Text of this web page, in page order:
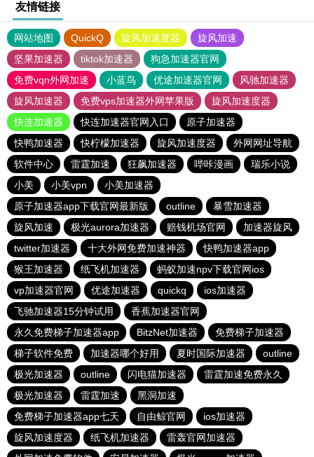
友情链接
网站地图 QuickQ 旋风加速度器
旋风加速
坚果加速器
tiktok加速器
狗急加速器官网
免费vqn外网加速
小蓝鸟 优途加速器官网
风驰加速器
旋风加速器
免费vps加速器外网苹果版
旋风加速度器
快连加速器
快连加速器官网入口
原子加速器
快鸭加速器
快柠檬加速器 旋风加速度器
外网网址导航
软件中心
雷霆加速 狂飙加速器 哔咔漫画
瑞乐小说
小美
小美vpn
小美加速器
原子加速器app下载官网最新版
outline
暴雪加速器
旋风加速
极光aurora加速器 赔钱机场官网
加速器旋风
twitter加速器
十大外网免费加速神器
快鸭加速器app
猴王加速器
纸飞机加速器
蚂蚁加速npv下载官网ios
vp加速器官网
优途加速器 quickq
ios加速器
飞驰加速器15分钟试用
香蕉加速器官网
永久免费梯子加速器app
BitzNet加速器
免费梯子加速器
梯子软件免费
加速器哪个好用 夏时国际加速器
outline
极光加速器
outline 闪电猫加速器
雷霆加速免费永久
极光加速器
雷霆加速
黑洞加速
免费梯子加速器app七天
自由鲸官网
ios加速器
旋风加速度器
纸飞机加速器
雷轰官网加速器